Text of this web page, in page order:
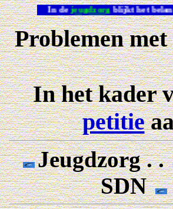
In dejeugdzorgblijkt het belang
Problemen
In het kader
petitie
Jeugdzorg . .
SDN